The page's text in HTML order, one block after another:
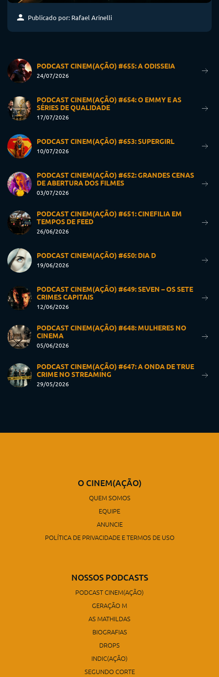
Publicado por: Rafael Arinelli
PODCAST CINEM(AÇÃO) #655: A ODISSEIA
24/07/2026
PODCAST CINEM(AÇÃO) #654: O EMMY E AS
SÉRIES DE QUALIDADE
17/07/2026
PODCAST CINEM(AÇÃO) #653: SUPERGIRL
10/07/2026
PODCAST CINEM(AÇÃO) #652: GRANDES CENAS
DE ABERTURA DOS FILMES
03/07/2026
PODCAST CINEM(AÇÃO) #651: CINEFILIA EM
TEMPOS DE FEED
26/06/2026
PODCAST CINEM(AÇÃO) #650: DIA D
19/06/2026
PODCAST CINEM(AÇÃO) #649: SEVEN – OS SETE
CRIMES CAPITAIS
12/06/2026
PODCAST CINEM(AÇÃO) #648: MULHERES NO
CINEMA
05/06/2026
PODCAST CINEM(AÇÃO) #647: A ONDA DE TRUE
CRIME NO STREAMING
29/05/2026
O CINEM(AÇÃO)
QUEM SOMOS
EQUIPE
ANUNCIE
POLÍTICA DE PRIVACIDADE E TERMOS DE USO
NOSSOS PODCASTS
PODCAST CINEM(AÇÃO)
GERAÇÃO M
AS MATHILDAS
BIOGRAFIAS
DROPS
INDIC(AÇÃO)
SEGUNDO CORTE